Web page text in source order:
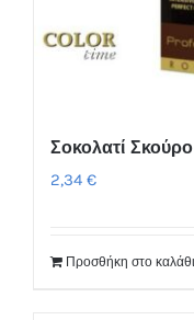
Σοκολατί
2,34 €
Προσθήκη στο καλάθι